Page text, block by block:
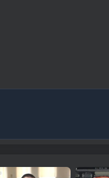
光下看不清屏幕的难题。值